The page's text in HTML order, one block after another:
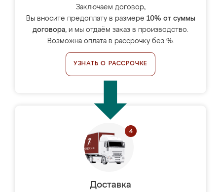
Заключаем договор,
Вы вносите предоплату в размере 10% от суммы
договора, и мы отдаём заказ в производство.
Возможна оплата в рассрочку без %.
УЗНАТЬ О РАССРОЧКЕ
Доставка